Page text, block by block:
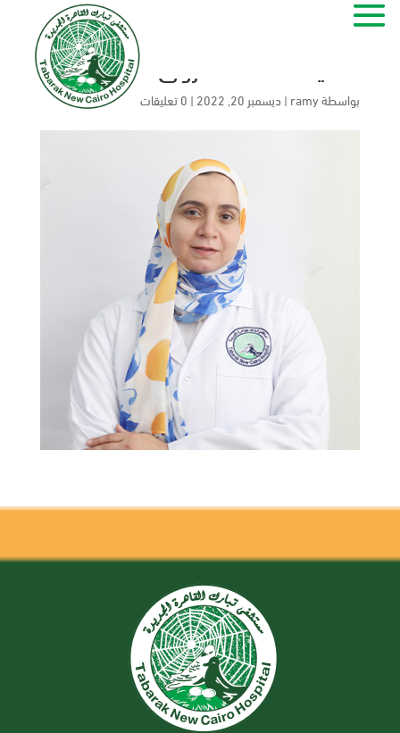
الشيماء محمدفاروق
بواسطةramy
| ديسمبر 20, 2022 | 0 تعليقات